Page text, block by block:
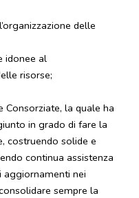
delle
idonee al
risorse;
Consorziate, la quale ha
in grado di fare la
costruendo solide e
continua assistenza
aggiornamenti nei
sempre la